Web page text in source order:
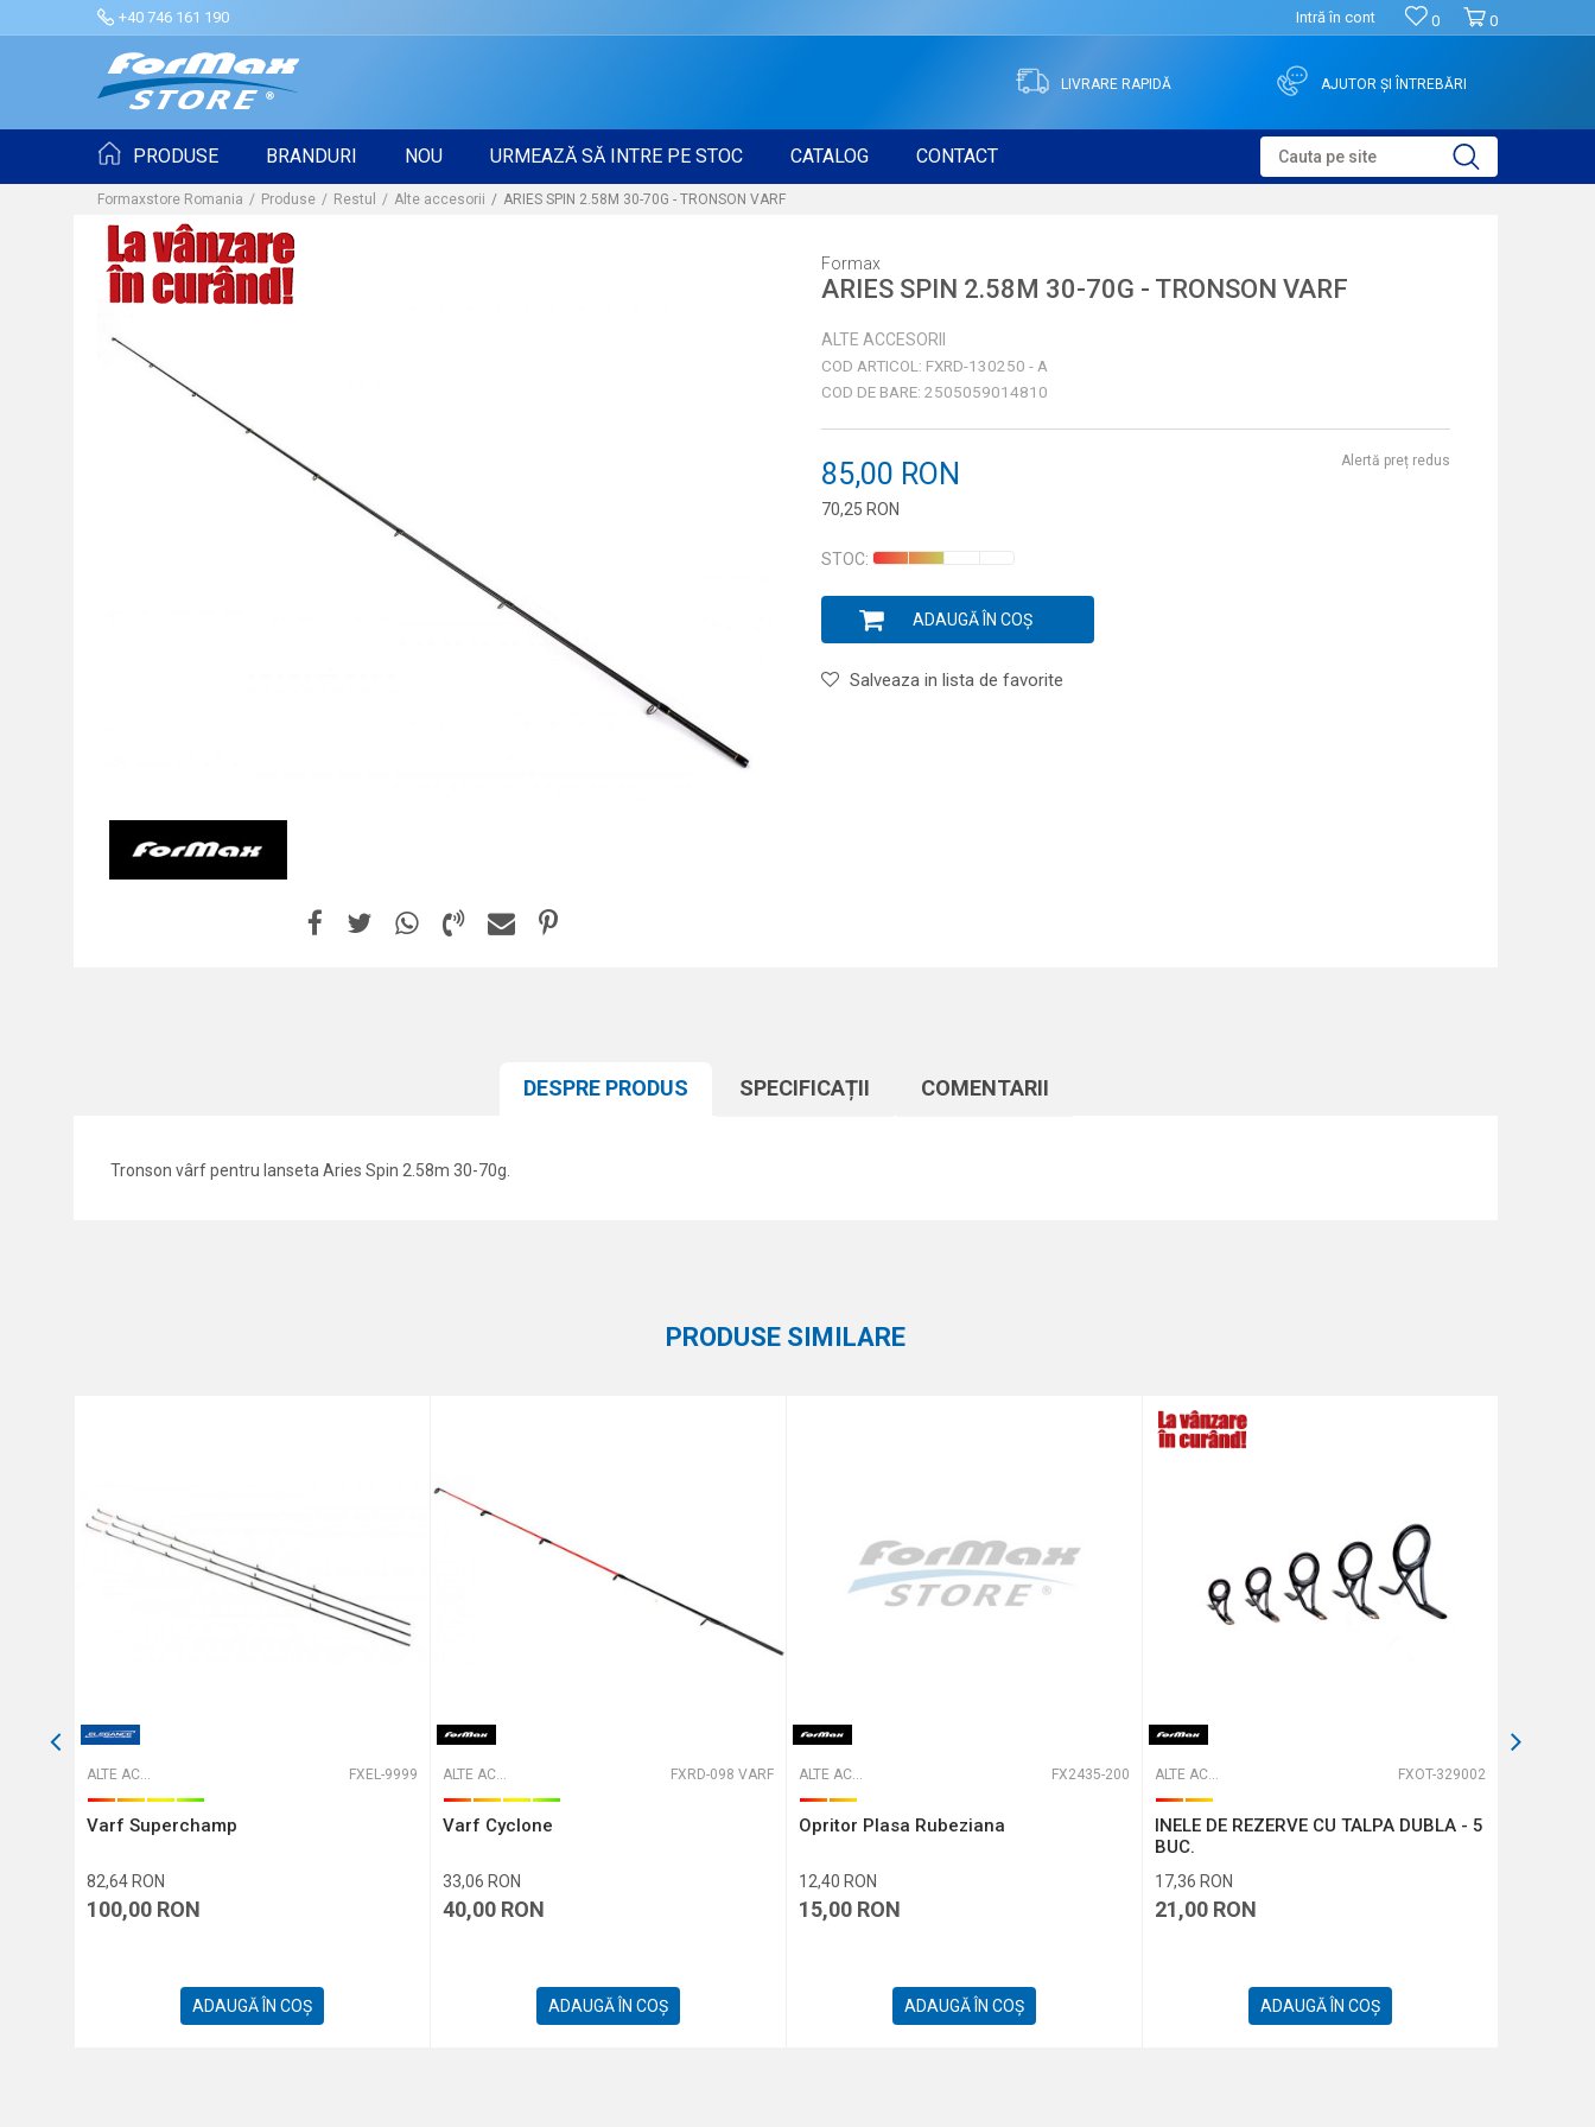
+40 746 161 190 0
0
Intră în cont
LIVRARE RAPIDĂ AJUTOR ȘI ÎNTREBĂRI
PRODUSE BRANDURI NOU URMEAZĂ SĂ INTRE PE STOC CATALOG CONTACT Cauta pe site
Formaxstore Romania Produse Restul Alte accesorii ARIES SPIN 2.58M 30-70G - TRONSON VARF
Formax
ARIES SPIN 2.58M 30-70G - TRONSON VARF
ALTE ACCESORII
COD ARTICOL: FXRD-130250 - A
COD DE BARE: 2505059014810
85,00 RON
70,25 RON
Alertă preț redus
STOC:
ADAUGĂ ÎN COȘ
Salveaza in lista de favorite
DESPRE PRODUS SPECIFICAȚII COMENTARII
Tronson vârf pentru lanseta Aries Spin 2.58m 30-70g.
Protectie anti-spam - calculeaza 6 - 1 :
PRODUSE SIMILARE
ALTE ACCESORII FXEL-9999
Varf Superchamp
82,64 RON
100,00 RON
ADAUGĂ ÎN COȘ
ALTE ACCESORII FXRD-098 VARF
Varf Cyclone
33,06 RON
40,00 RON
ADAUGĂ ÎN COȘ
ALTE ACCESORII FX2435-200
Opritor Plasa Rubeziana
12,40 RON
15,00 RON
ADAUGĂ ÎN COȘ
ALTE ACCESORII FXOT-329002
INELE DE REZERVE CU TALPA DUBLA - 5
BUC.
17,36 RON
21,00 RON
ADAUGĂ ÎN COȘ